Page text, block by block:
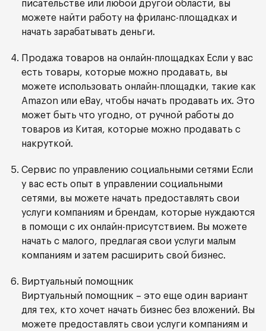
писательстве или любой другой области, вы
можете найти работу на фриланс-площадках и
начать зарабатывать деньги.
Продажа товаров на онлайн-площадках Если у вас
есть товары, которые можно продавать, вы
можете использовать онлайн-площадки, такие как
Amazon или eBay, чтобы начать продавать их. Это
может быть что угодно, от ручной работы до
товаров из Китая, которые можно продавать с
накруткой.
Сервис по управлению социальными сетями Если
у вас есть опыт в управлении социальными
сетями, вы можете начать предоставлять свои
услуги компаниям и брендам, которые нуждаются
в помощи с их онлайн-присутствием. Вы можете
начать с малого, предлагая свои услуги малым
компаниям и затем расширить свой бизнес.
Виртуальный помощник
Виртуальный помощник – это еще один вариант
для тех, кто хочет начать бизнес без вложений. Вы
можете предоставлять свои услуги компаниям и